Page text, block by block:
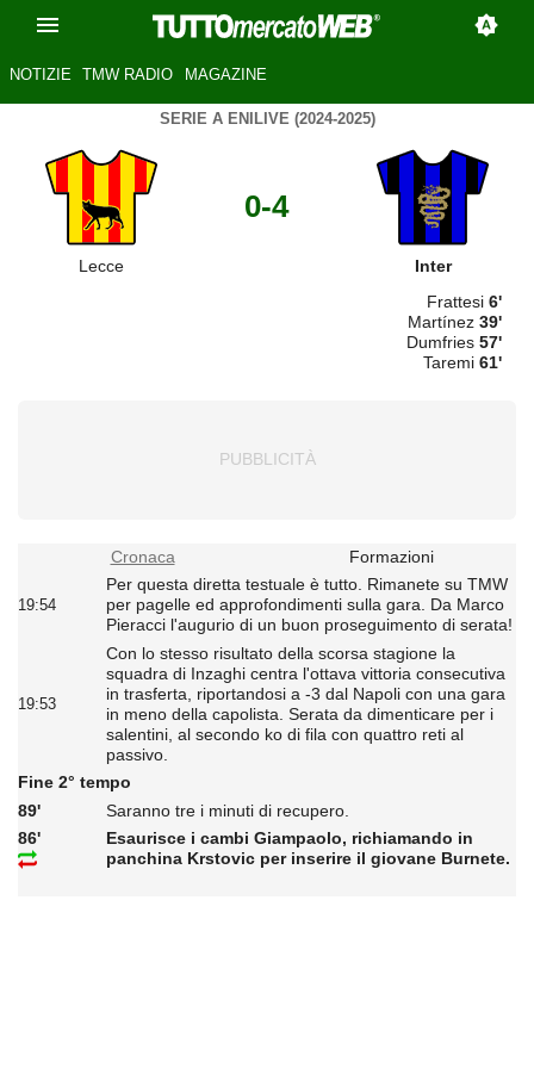
NOTIZIE TMW RADIO MAGAZINE
SERIE A ENILIVE (2024-2025)
Lecce
0-4
Inter
Frattesi 6'
Martínez 39'
Dumfries 57'
Taremi 61'
Cronaca Formazioni
19:54
Per questa diretta testuale è tutto. Rimanete su TMW
per pagelle ed approfondimenti sulla gara. Da Marco
Pieracci l'augurio di un buon proseguimento di serata!
19:53
Con lo stesso risultato della scorsa stagione la
squadra di Inzaghi centra l'ottava vittoria consecutiva
in trasferta, riportandosi a -3 dal Napoli con una gara
in meno della capolista. Serata da dimenticare per i
salentini, al secondo ko di fila con quattro reti al
passivo.
Fine 2° tempo
89'
Saranno tre i minuti di recupero.
86'
Esaurisce i cambi Giampaolo, richiamando in
panchina Krstovic per inserire il giovane Burnete.